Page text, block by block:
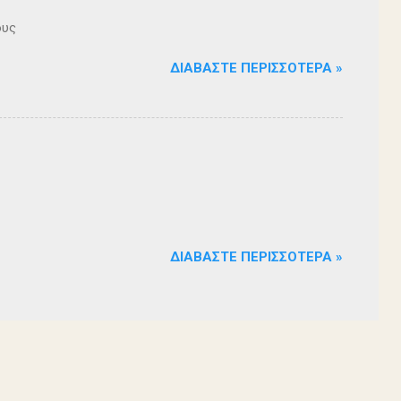
ΔΙΑΒΆΣΤΕ ΠΕΡΙΣΣΌΤΕΡΑ »
ΔΙΑΒΆΣΤΕ ΠΕΡΙΣΣΌΤΕΡΑ »